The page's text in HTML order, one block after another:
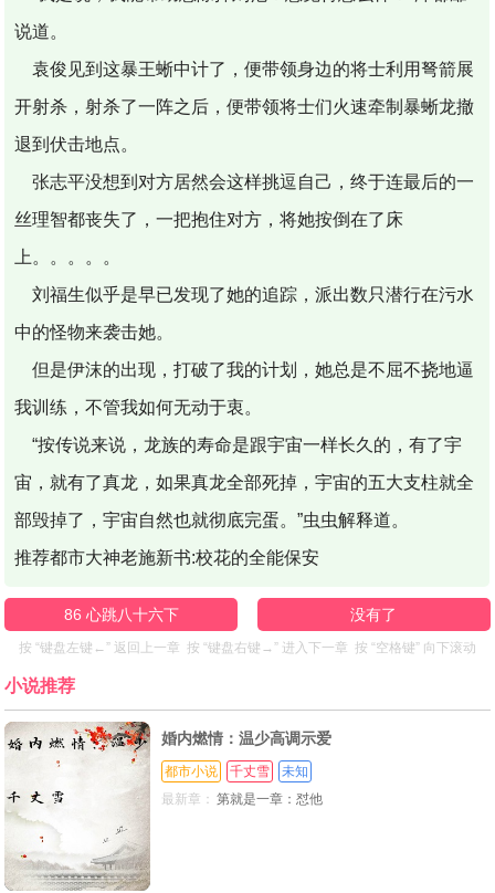
说道。
袁俊见到这暴王蜥中计了，便带领身边的将士利用弩箭展
开射杀，射杀了一阵之后，便带领将士们火速牵制暴蜥龙撤
退到伏击地点。
张志平没想到对方居然会这样挑逗自己，终于连最后的一
丝理智都丧失了，一把抱住对方，将她按倒在了床
上。。。。。
刘福生似乎是早已发现了她的追踪，派出数只潜行在污水
中的怪物来袭击她。
但是伊沫的出现，打破了我的计划，她总是不屈不挠地逼
我训练，不管我如何无动于衷。
“按传说来说，龙族的寿命是跟宇宙一样长久的，有了宇
宙，就有了真龙，如果真龙全部死掉，宇宙的五大支柱就全
部毁掉了，宇宙自然也就彻底完蛋。”虫虫解释道。
推荐都市大神老施新书:校花的全能保安
86 心跳八十六下 没有了
按 “键盘左键←” 返回上一章 按 “键盘右键→” 进入下一章 按 “空格键” 向下滚动
小说推荐
婚内燃情：温少高调示爱
都市小说 千丈雪
未知
最新章： 第就是一章：怼他